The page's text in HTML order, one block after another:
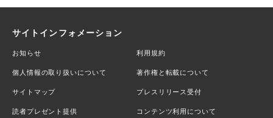
サイトインフォメーション
お知らせ 利用規約
個人情報の取り扱いについて 著作権と転載について
サイトマップ プレスリリース受付
読者プレゼント提供 コンテンツ利用について